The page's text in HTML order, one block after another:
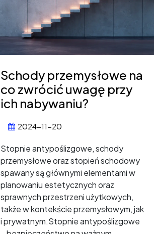
Schody przemysłowe na
co zwrócić uwagę przy
ich nabywaniu?
2024-11-20
Stopnie antypoślizgowe, schody
przemysłowe oraz stopień schodowy
spawany są głównymi elementami w
planowaniu estetycznych oraz
sprawnych przestrzeni użytkowych,
także w kontekście przemysłowym, jak
i prywatnym.Stopnie antypoślizgowe